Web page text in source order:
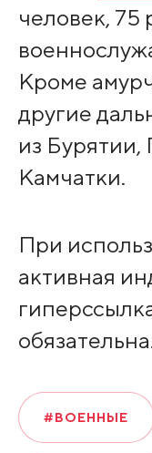
человек, 75
Кроме
другие
из Бурятии,
Камчатки.
При
активная
#ВОЕННЫЕ